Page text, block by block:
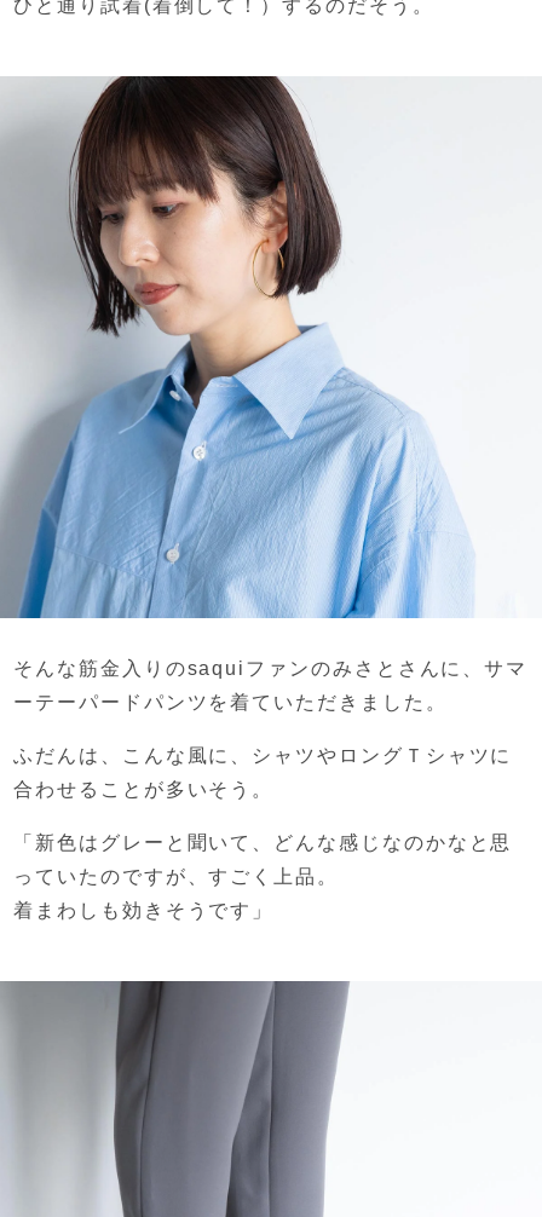
ひと通り試着(着倒して！）するのだそう。
そんな筋金入りのsaquiファンのみさとさんに、サマ
ーテーパードパンツを着ていただきました。
ふだんは、こんな風に、 シャツやロングＴシャツに
合わせることが多いそう。
「新色はグレーと聞いて、
どんな感じなのかなと思
っていたのですが、すごく上品。
着まわしも効きそうです」